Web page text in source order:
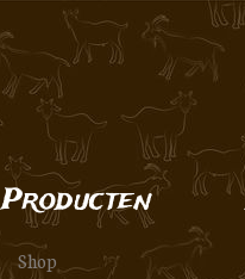
Producten
Shop